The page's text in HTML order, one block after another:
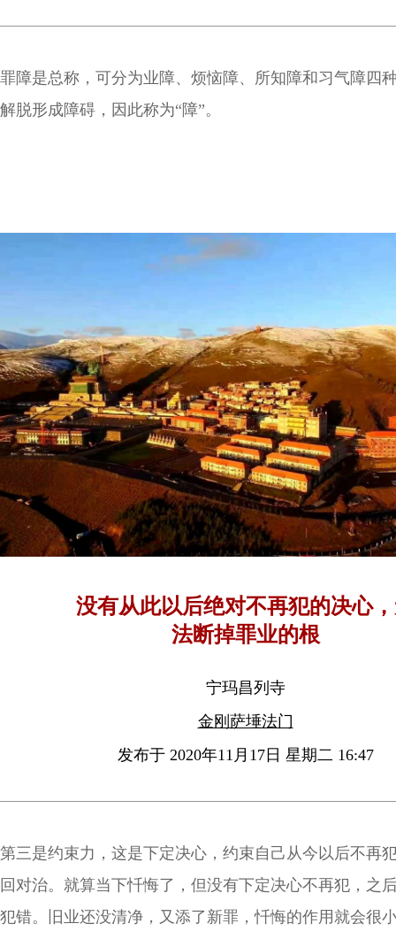
罪障是总称，可分为业障、烦恼障、所知障和习气障四
解脱形成障碍，因此称为“障”。
没有从此以后绝对不再犯的决心
法断掉罪业的根
宁玛昌列寺
金刚萨埵法门
发布于 2020年11月17日 星期二 16:47
第三是约束力，这是下定决心，约束自己从今以后不再
回对治。就算当下忏悔了，但没有下定决心不再犯，之
犯错。旧业还没清净，又添了新罪，忏悔的作用就会很